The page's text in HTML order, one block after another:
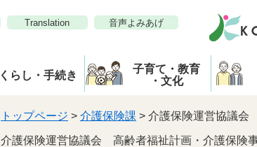
Translation 音声よみあげ
くらし・手続き
子育て・教育
・文化
トップページ > 介護保険課 > 介護保険運営協議会
介護保険運営協議会 高齢者福祉計画・介護保険